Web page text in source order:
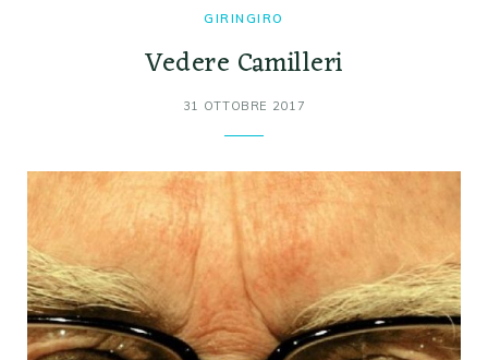
GIRINGIRO
Vedere Camilleri
31 OTTOBRE 2017